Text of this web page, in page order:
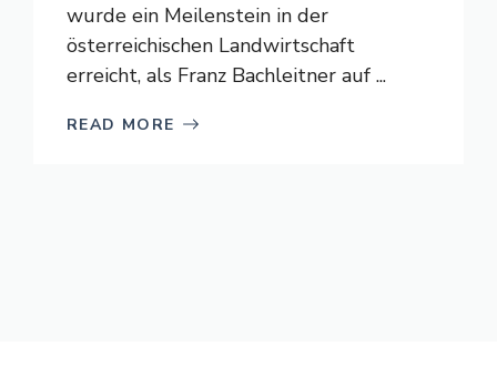
wurde ein Meilenstein in der
österreichischen Landwirtschaft
erreicht, als Franz Bachleitner auf ...
READ MORE